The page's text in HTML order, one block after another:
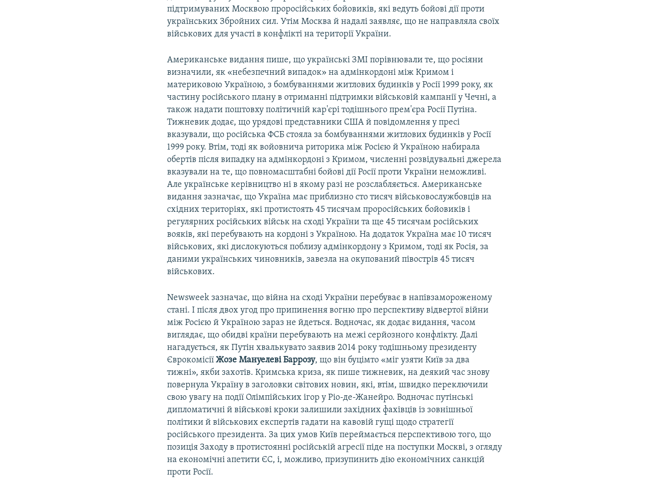
підтримуваних Москвою проросійських бойовиків, які ведуть бойові дії проти
українських Збройних сил. Утім Москва й надалі заявляє, що не направляла своїх
військових для участі в конфлікті на території України.
Американське видання пише, що українські ЗМІ порівнювали те, що росіяни
визначили, як «небезпечний випадок» на адмінкордоні між Кримом і
материковою Україною, з бомбуваннями житлових будинків у Росії 1999 року, як
частину російського плану в отриманні підтримки військовій кампанії у Чечні, а
також надати поштовху політичній кар'єрі тодішнього прем'єра Росії Путіна.
Тижневик додає, що урядові представники США й повідомлення у пресі
вказували, що російська ФСБ стояла за бомбуваннями житлових будинків у Росії
1999 року. Втім, тоді як войовнича риторика між Росією й Україною набирала
обертів після випадку на адмінкордоні з Кримом, численні розвідувальні джерела
вказували на те, що повномасштабні бойові дії Росії проти України неможливі.
Але українське керівництво ні в якому разі не розслабляється. Американське
видання зазначає, що Україна має приблизно сто тисяч військовослужбовців на
східних територіях, які протистоять 45 тисячам проросійських бойовиків і
регулярних російських військ на сході України та ще 45 тисячам російських
вояків, які перебувають на кордоні з Україною. На додаток Україна має 10 тисяч
військових, які дислокуються поблизу адмінкордону з Кримом, тоді як Росія, за
даними українських чиновників, завезла на окупований півострів 45 тисяч
військових.
Newsweek зазначає, що війна на сході України перебуває в напівзамороженому
стані. І після двох угод про припинення вогню про перспективу відвертої війни
між Росією й Україною зараз не йдеться. Водночас, як додає видання, часом
виглядає, що обидві країни перебувають на межі серйозного конфлікту. Далі
нагадується, як Путін хвалькувато заявив 2014 року тодішньому президенту
ЄврокомісіїЖозе Мануелеві Баррозу, що він буцімто «міг узяти Київ за два
тижні», якби захотів. Кримська криза, як пише тижневик, на деякий час знову
повернула Україну в заголовки світових новин, які, втім, швидко переключили
свою увагу на події Олімпійських ігор у Ріо-де-Жанейро. Водночас путінські
дипломатичні й військові кроки залишили західних фахівців із зовнішньої
політики й військових експертів гадати на кавовій гущі щодо стратегії
російського президента. За цих умов Київ переймається перспективою того, що
позиція Заходу в протистоянні російській агресії піде на поступки Москві, з огляду
на економічні апетити ЄС, і, можливо, призупинить дію економічних санкцій
проти Росії.